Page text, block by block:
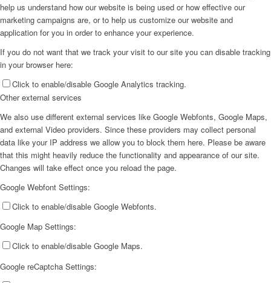
help us understand how our website is being used or how effective our
marketing campaigns are, or to help us customize our website and
application for you in order to enhance your experience.
If you do not want that we track your visit to our site you can disable tracking
in your browser here:
Click to enable/disable Google Analytics tracking.
Other external services
We also use different external services like Google Webfonts, Google Maps,
and external Video providers. Since these providers may collect personal
data like your IP address we allow you to block them here. Please be aware
that this might heavily reduce the functionality and appearance of our site.
Changes will take effect once you reload the page.
Google Webfont Settings:
Click to enable/disable Google Webfonts.
Google Map Settings:
Click to enable/disable Google Maps.
Google reCaptcha Settings: